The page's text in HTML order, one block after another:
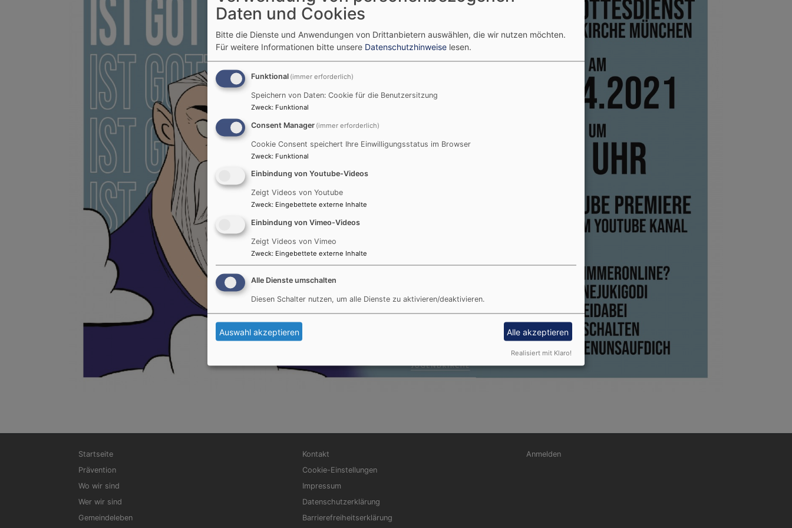
Hauptnavigation
Startseite
Prävention
Wo wir sind
Wer wir sind
Gemeindeleben
Fußbereichsmenü
Kontakt
Cookie-Einstellungen
Impressum
Datenschutzerklärung
Barrierefreiheitserklärung
Benutzermenü
Anmelden
Daten und Cookies
Bitte die Dienste und Anwendungen von Drittanbietern auswählen, die wir nutzen möchten.
Für weitere Informationen bitte unsere Datenschutzhinweise lesen.
Funktional (immer erforderlich)
Speichern von Daten: Cookie für die Benutzersitzung
Zweck: Funktional
Consent Manager (immer erforderlich)
Cookie Consent speichert Ihre Einwilligungsstatus im Browser
Zweck: Funktional
Einbindung von Youtube-Videos
Zeigt Videos von Youtube
Zweck: Eingebettete externe Inhalte
Einbindung von Vimeo-Videos
Zeigt Videos von Vimeo
Zweck: Eingebettete externe Inhalte
Alle Dienste umschalten
Diesen Schalter nutzen, um alle Dienste zu aktivieren/deaktivieren.
Auswahl akzeptieren Alle akzeptieren
Realisiert mit Klaro!